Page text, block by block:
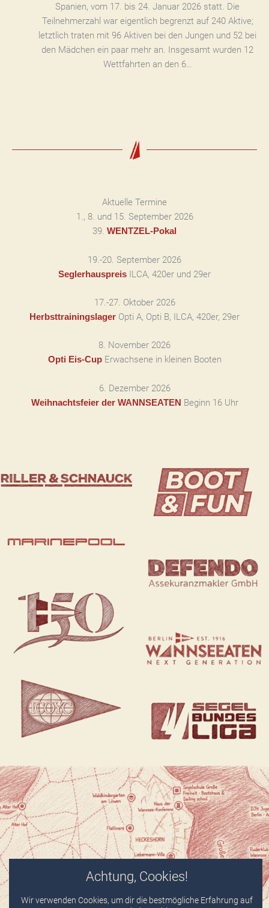
Spanien, vom 17. bis 24. Januar 2026 statt. Die
Teilnehmerzahl war eigentlich begrenzt auf 240 Aktive;
letztlich traten mit 96 Aktiven bei den Jungen und 52 bei
den Mädchen ein paar mehr an. Insgesamt wurden 12
Wettfahrten an den 6…
Aktuelle Termine
1., 8. und 15. September 2026
39. WENTZEL-Pokal
19.-20. September 2026
Seglerhauspreis ILCA, 420er und 29er
17.-27. Oktober 2026
Herbsttrainingslager Opti A, Opti B, ILCA, 420er, 29er
8. November 2026
Opti Eis-CupErwachsene in kleinen Booten
6. Dezember 2026
Weihnachtsfeier der WANNSEATEN Beginn 16 Uhr
Achtung, Cookies!
Wir verwenden Cookies, um dir die bestmögliche Erfahrung auf